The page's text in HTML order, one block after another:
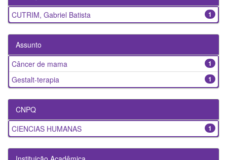
1
CUTRIM, Gabriel Batista
Assunto
1
Câncer de mama
1
Gestalt-terapia
CNPQ
1
CIENCIAS HUMANAS